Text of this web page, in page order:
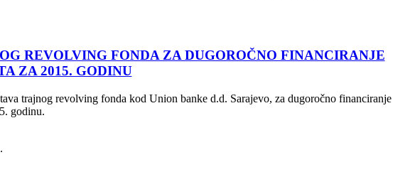
REVOLVING FONDA ZA DUGOROČNO FINANCIRANJE
ZA 2015. GODINU
trajnog revolving fonda kod Union banke d.d. Sarajevo, za dugoročno financiranje
godinu.